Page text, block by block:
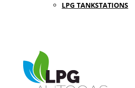
LPG TANKSTATIONS